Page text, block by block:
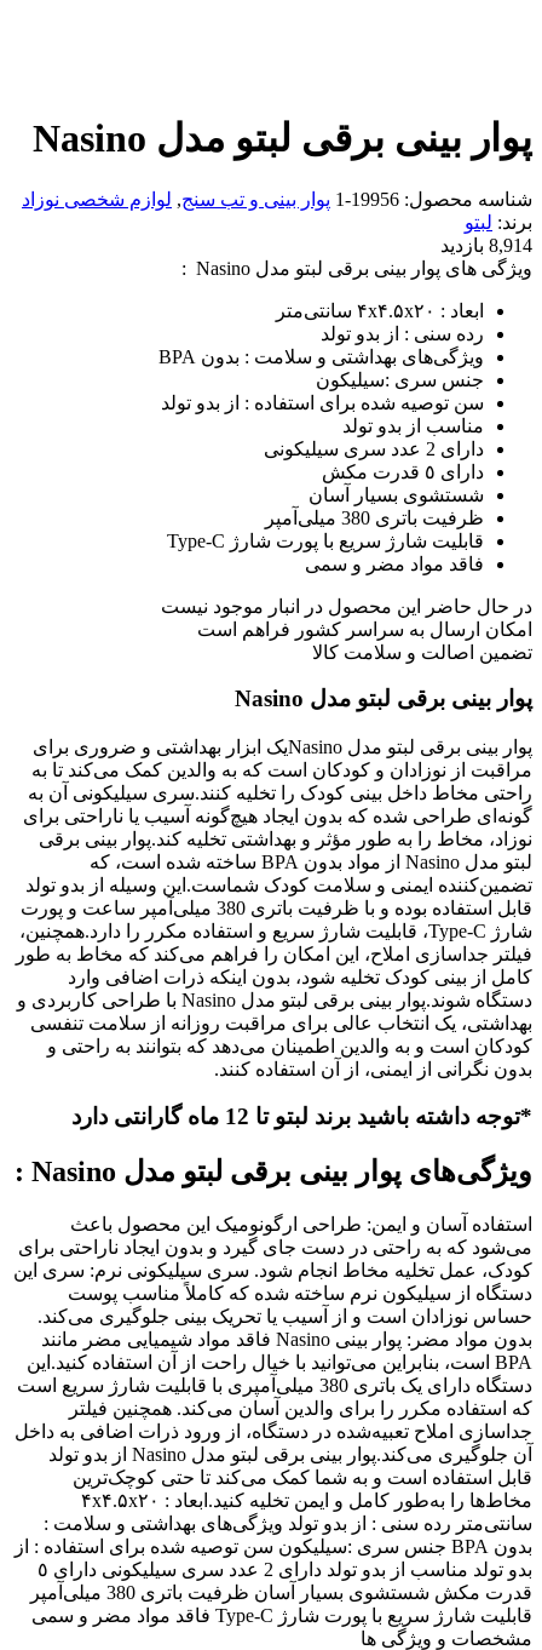
پوار بینی برقی لبتو مدل Nasino
شناسه محصول: 19956-1 پوار بینی و تب سنج, لوازم شخصی نوزاد
برند: لبتو
8,914 بازدید
ویژگی های پوار بینی برقی لبتو مدل Nasino :
ابعاد : ۴x۴.۵x۲۰ سانتی‌متر
رده سنی : از بدو تولد
ویژگی‌های بهداشتی و سلامت : بدون BPA
جنس سری :سیلیکون
سن توصیه شده برای استفاده : از بدو تولد
مناسب از بدو تولد
دارای 2 عدد سری سیلیکونی
دارای ٥ قدرت مکش
شستشوی بسيار آسان
ظرفیت باتری 380 میلی‌آمپر
قابلیت شارژ سریع با پورت شارژ Type-C
فاقد مواد مضر و سمی
در حال حاضر این محصول در انبار موجود نیست
امکان ارسال به سراسر کشور فراهم است
تضمین اصالت و سلامت کالا
پوار بینی برقی لبتو مدل Nasino
پوار بینی برقی لبتو مدل Nasinoیک ابزار بهداشتی و ضروری برای
مراقبت از نوزادان و کودکان است که به والدین کمک می‌کند تا به
راحتی مخاط داخل بینی کودک را تخلیه کنند.سری سیلیکونی آن به
گونه‌ای طراحی شده که بدون ایجاد هیچ‌گونه آسیب یا ناراحتی برای
نوزاد، مخاط را به طور مؤثر و بهداشتی تخلیه کند.پوار بینی برقی
لبتو مدل Nasino از مواد بدون BPA ساخته شده است، که
تضمین‌کننده ایمنی و سلامت کودک شماست.این وسیله از بدو تولد
قابل استفاده بوده و با ظرفیت باتری 380 میلی‌آمپر ساعت و پورت
شارژ Type-C، قابلیت شارژ سریع و استفاده مکرر را دارد.همچنین،
فیلتر جداسازی املاح، این امکان را فراهم می‌کند که مخاط به طور
کامل از بینی کودک تخلیه شود، بدون اینکه ذرات اضافی وارد
دستگاه شوند.پوار بینی برقی لبتو مدل Nasino با طراحی کاربردی و
بهداشتی، یک انتخاب عالی برای مراقبت روزانه از سلامت تنفسی
کودکان است و به والدین اطمینان می‌دهد که بتوانند به راحتی و
بدون نگرانی از ایمنی، از آن استفاده کنند.
*توجه داشته باشید برند لبتو تا 12 ماه گارانتی دارد
ویژگی‌های پوار بینی برقی لبتو مدل Nasino :
استفاده آسان و ایمن: طراحی ارگونومیک این محصول باعث
می‌شود که به راحتی در دست جای گیرد و بدون ایجاد ناراحتی برای
کودک، عمل تخلیه مخاط انجام شود. سری سیلیکونی نرم: سری این
دستگاه از سیلیکون نرم ساخته شده که کاملاً مناسب پوست
حساس نوزادان است و از آسیب یا تحریک بینی جلوگیری می‌کند.
بدون مواد مضر: پوار بینی Nasino فاقد مواد شیمیایی مضر مانند
BPA است، بنابراین می‌توانید با خیال راحت از آن استفاده کنید.این
دستگاه دارای یک باتری 380 میلی‌آمپری با قابلیت شارژ سریع است
که استفاده مکرر را برای والدین آسان می‌کند. همچنین فیلتر
جداسازی املاح تعبیه‌شده در دستگاه، از ورود ذرات اضافی به داخل
آن جلوگیری می‌کند.پوار بینی برقی لبتو مدل Nasino از بدو تولد
قابل استفاده است و به شما کمک می‌کند تا حتی کوچک‌ترین
مخاط‌ها را به‌طور کامل و ایمن تخلیه کنید.
ابعاد : ۴x۴.۵x۲۰
سانتی‌متر رده سنی : از بدو تولد ویژگی‌های بهداشتی و سلامت :
بدون BPA جنس سری :سیلیکون سن توصیه شده برای استفاده : از
بدو تولد مناسب از بدو تولد دارای 2 عدد سری سیلیکونی دارای ٥
قدرت مکش شستشوی بسيار آسان ظرفیت باتری 380 میلی‌آمپر
قابلیت شارژ سریع با پورت شارژ Type-C فاقد مواد مضر و سمی
مشخصات و ویژگی ها